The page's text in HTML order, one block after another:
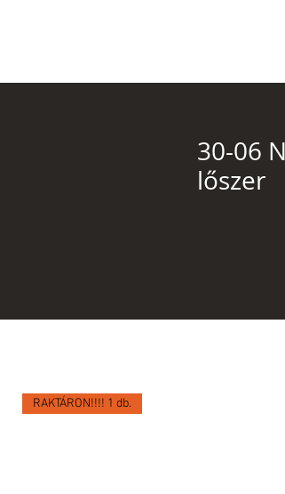
30-06
lőszer
RAKTÁRON!!!! 1 db.